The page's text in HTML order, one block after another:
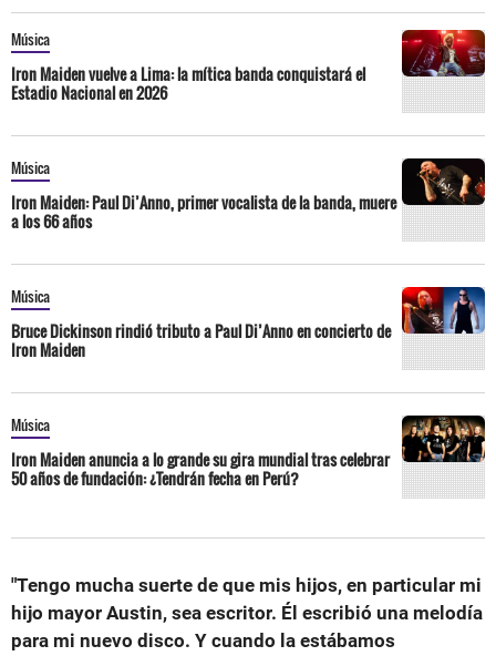
Música
Iron Maiden vuelve a Lima: la mítica banda conquistará el
Estadio Nacional en 2026
Música
Iron Maiden: Paul Di’Anno, primer vocalista de la banda, muere
a los 66 años
Música
Bruce Dickinson rindió tributo a Paul Di’Anno en concierto de
Iron Maiden
Música
Iron Maiden anuncia a lo grande su gira mundial tras celebrar
50 años de fundación: ¿Tendrán fecha en Perú?
"Tengo mucha suerte de que mis hijos, en particular mi
hijo mayor Austin, sea escritor. Él escribió una melodía
para mi nuevo disco. Y cuando la estábamos